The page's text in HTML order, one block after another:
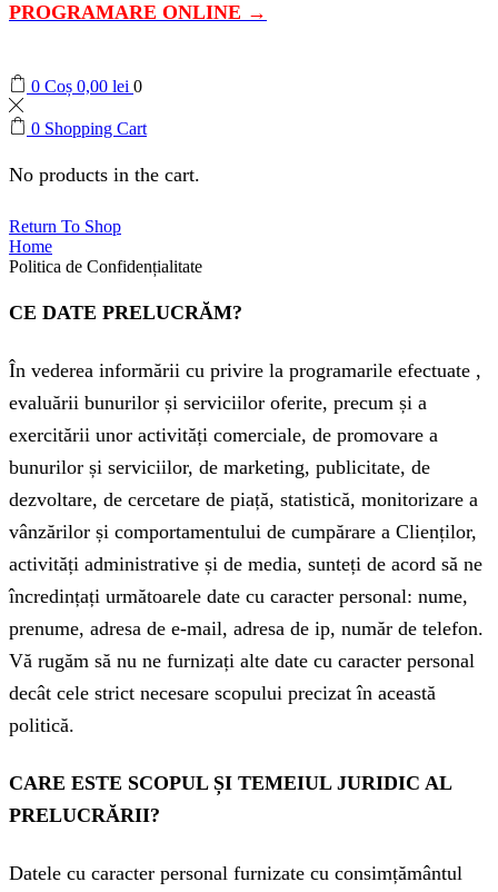
PROGRAMARE ONLINE →
0 Coș 0,00 lei 0
0 Shopping Cart
No products in the cart.
Return To Shop
Home
Politica de Confidențialitate
CE DATE PRELUCRĂM?
În vederea informării cu privire la programarile efectuate ,
evaluării bunurilor și serviciilor oferite, precum și a
exercitării unor activități comerciale, de promovare a
bunurilor și serviciilor, de marketing, publicitate, de
dezvoltare, de cercetare de piață, statistică, monitorizare a
vânzărilor și comportamentului de cumpărare a Clienților,
activități administrative și de media, sunteți de acord să ne
încredințați următoarele date cu caracter personal: nume,
prenume, adresa de e-mail, adresa de ip, număr de telefon.
Vă rugăm să nu ne furnizați alte date cu caracter personal
decât cele strict necesare scopului precizat în această
politică.
CARE ESTE SCOPUL ȘI TEMEIUL JURIDIC AL
PRELUCRĂRII?
Datele cu caracter personal furnizate cu consimțământul